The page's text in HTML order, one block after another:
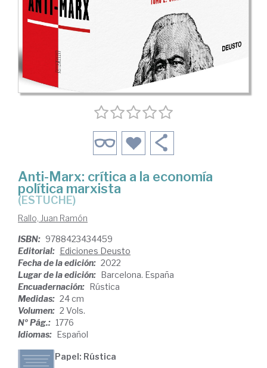
Anti-Marx: crítica a la economía
política marxista
(ESTUCHE)
Rallo, Juan Ramón
ISBN: 9788423434459
Editorial: Ediciones Deusto
Fecha de la edición: 2022
Lugar de la edición: Barcelona. España
Encuadernación: Rústica
Medidas: 24 cm
Volumen: 2 Vols.
Nº Pág.: 1776
Idiomas: Español
Papel: Rústica